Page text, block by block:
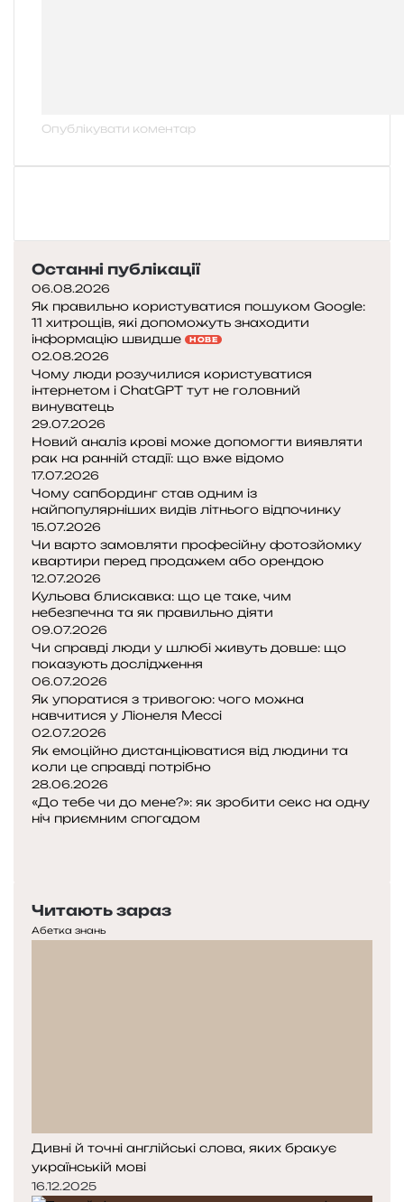
Останні публікації
06.08.2026
Як правильно користуватися пошуком Google:
11 хитрощів, які допоможуть знаходити
інформацію швидше
НОВЕ
02.08.2026
Чому люди розучилися користуватися
інтернетом і ChatGPT тут не головний
винуватець
29.07.2026
Новий аналіз крові може допомогти виявляти
рак на ранній стадії: що вже відомо
17.07.2026
Чому сапбординг став одним із
найпопулярніших видів літнього відпочинку
15.07.2026
Чи варто замовляти професійну фотозйомку
квартири перед продажем або орендою
12.07.2026
Кульова блискавка: що це таке, чим
небезпечна та як правильно діяти
09.07.2026
Чи справді люди у шлюбі живуть довше: що
показують дослідження
06.07.2026
Як упоратися з тривогою: чого можна
навчитися у Ліонеля Мессі
02.07.2026
Як емоційно дистанціюватися від людини та
коли це справді потрібно
28.06.2026
«До тебе чи до мене?»: як зробити секс на одну
ніч приємним спогадом
Читають зараз
Абетка знань
Дивні й точні англійські слова, яких бракує
українській мові
16.12.2025